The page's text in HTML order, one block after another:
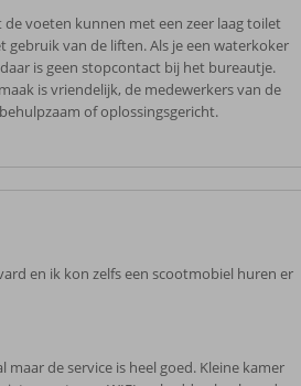
voeten kunnen met een zeer laag toilet
van de liften. Als je een waterkoker
is geen stopcontact bij het bureautje.
is vriendelijk, de medewerkers van de
of oplossingsgericht.
en ik kon zelfs een scootmobiel huren er
de service is heel goed. Kleine kamer